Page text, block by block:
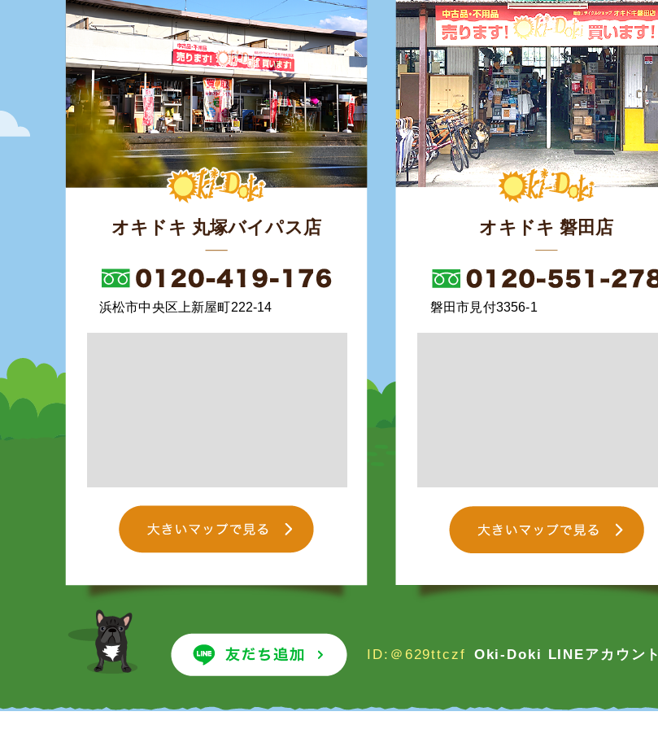
オキドキ 丸塚バイパス店
浜松市中央区上新屋町222-14
オキドキ 磐田店
磐田市見付3356-1
ID:＠629ttczf Oki-Doki LINEアカウント